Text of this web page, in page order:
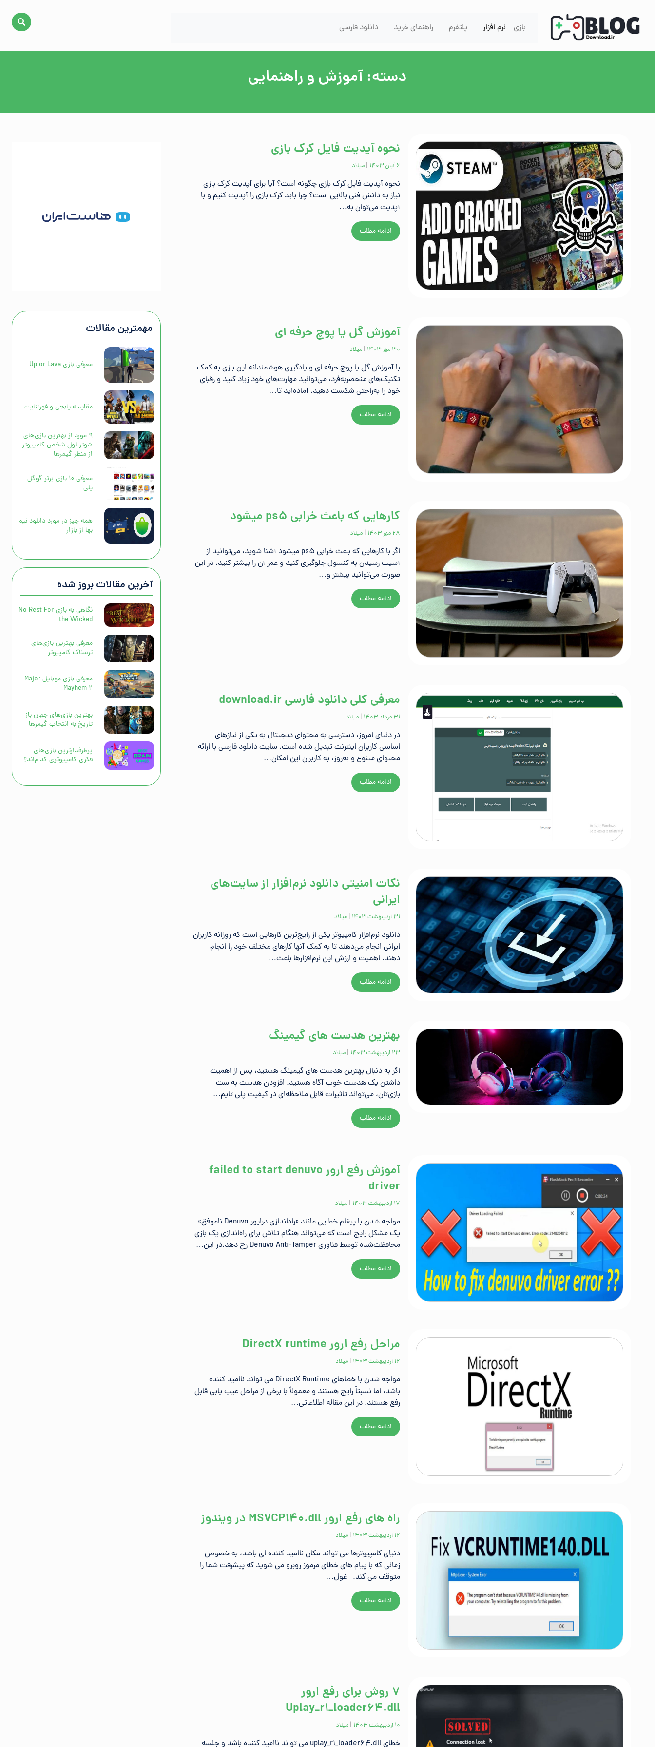
بازی
نرم افزار پلتفرم راهنمای خرید دانلود فارسی
دسته: آموزش و راهنمایی
نحوه آپدیت فایل کرک بازی
۶ آبان ۱۴۰۳ | میلاد
نحوه آپدیت فایل کرک بازی چگونه است؟ آیا برای آپدیت کرک بازی
نیاز به دانش فنی بالایی است؟ چرا باید کرک بازی را آپدیت کنیم و با
آپدیت می‌توان به…
ادامه مطلب
آموزش گل یا پوچ حرفه ای
۳۰ مهر ۱۴۰۳ | میلاد
با آموزش گل یا پوچ حرفه‌ ای و یادگیری هوشمندانه این بازی به کمک
تکنیک‌های منحصربه‌فرد، می‌توانید مهارت‌های خود زیاد کنید و رقبای
خود را به‌راحتی شکست دهید. آماده‌اید تا…
ادامه مطلب
کارهایی که باعث خرابی ps5 میشود
۲۸ مهر ۱۴۰۳ | میلاد
اگر با کارهایی که باعث خرابی ps5 میشود آشنا شوید، می‌توانید از
آسیب رسیدن به کنسول‌ جلوگیری کنید و عمر آن را بیشتر کنید. در این
صورت می‌توانید بیشتر و…
ادامه مطلب
معرفی کلی دانلود فارسی download.ir
۳۱ مرداد ۱۴۰۳ | میلاد
در دنیای امروز، دسترسی به محتوای دیجیتال به یکی از نیازهای
اساسی کاربران اینترنت تبدیل شده است. سایت دانلود فارسی با ارائه
محتوای متنوع و به‌روز، به کاربران این امکان…
ادامه مطلب
نکات امنیتی دانلود نرم‌افزار از سایت‌های
ایرانی
۳۱ اردیبهشت ۱۴۰۳ | میلاد
دانلود نرم‌افزار کامپیوتر یکی از رایج‌ترین کارهایی است که روزانه کاربران
ایرانی انجام می‌دهند تا به کمک آنها کارهای مختلف خود را انجام
دهند. اهمیت و ارزش این نرم‌افزارها باعث…
ادامه مطلب
بهترین هدست های گیمینگ
۲۳ اردیبهشت ۱۴۰۳ | میلاد
اگر به دنبال بهترین هدست های گیمینگ هستید، پس از اهمیت
داشتن یک هدست خوب آگاه هستید. افزودن هدست به ست
بازی‌تان، می‌تواند تاثیرات قابل ملاحظه‌ای در کیفیت پلی تایم…
ادامه مطلب
آموزش رفع ارور failed to start denuvo
driver
۱۷ اردیبهشت ۱۴۰۳ | میلاد
مواجه شدن با پیغام خطایی مانند «راه‌اندازی درایور Denuvo ناموفق»
یک مشکل رایج است که می‌تواند هنگام تلاش برای راه‌اندازی یک بازی
محافظت‌شده توسط فناوری Denuvo Anti-Tamper رخ دهد.در این…
ادامه مطلب
مراحل رفع ارور DirectX runtime
۱۶ اردیبهشت ۱۴۰۳ | میلاد
مواجه شدن با خطاهای DirectX Runtime می تواند ناامید کننده
باشد، اما نسبتاً رایج هستند و معمولاً با برخی از مراحل عیب یابی قابل
رفع هستند. در این مقاله اطلاعاتی…
ادامه مطلب
راه های رفع ارور MSVCP140.dll در ویندوز
۱۶ اردیبهشت ۱۴۰۳ | میلاد
دنیای کامپیوترها می تواند مکان ناامید کننده ای باشد، به خصوص
زمانی که با پیام های خطای مرموز روبرو می شوید که پیشرفت شما را
متوقف می کند. غول…
ادامه مطلب
7 روش برای رفع ارور
Uplay_r1_loader64.dll
۱۰ اردیبهشت ۱۴۰۳ | میلاد
خطای uplay_r1_loader64.dll می تواند ناامید کننده باشد و جلسه
مهمترین مقالات
معرفی بازی Up or Lava
مقایسه پابجی و فورتنایت
۹ مورد از بهترین بازی‌های
شوتر اول شخص کامپیوتر
از منظر گیمرها
معرفی ۱۰ بازی برتر گوگل
پلی
همه چیز در مورد دانلود نیم
بها از بازار
آخرین مقالات بروز شده
نگاهی به بازی No Rest For
the Wicked
معرفی بهترین بازی‌های
ترسناک کامپیوتر
معرفی بازی موبایل Major
Mayhem 2
بهترین بازی‌های جهان باز
تاریخ به انتخاب گیمرها
پرطرفدارترین بازی‌های
فکری کامپیوتری کدام‌اند؟